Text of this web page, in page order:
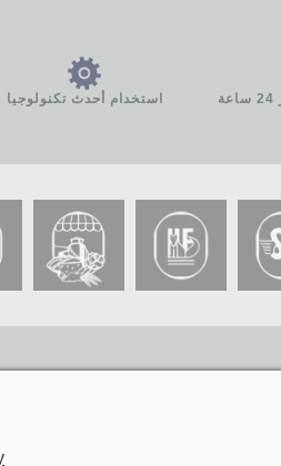
استخدام أحدث تكنولوجيا